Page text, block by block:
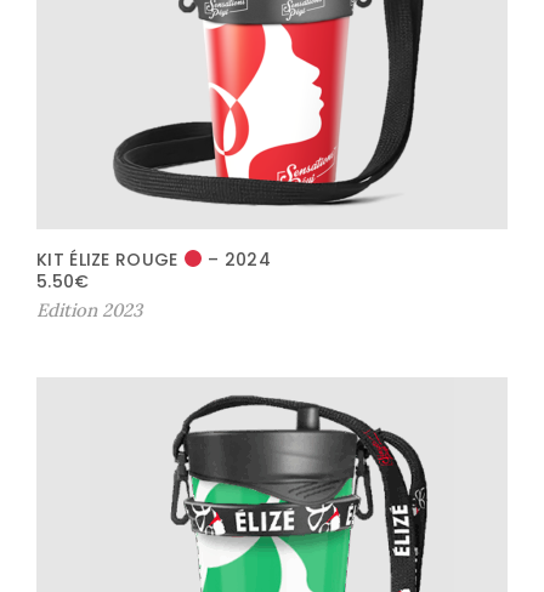
KIT ÉLIZE ROUGE
– 2024
5.50€
Edition 2023